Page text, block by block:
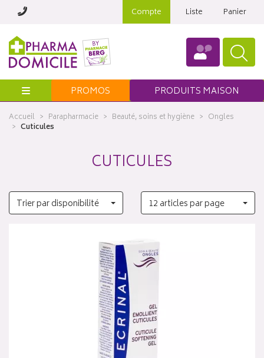
Compte Liste Panier
Menu PROMOS PRODUITS MAISON
Accueil Parapharmacie Beauté, soins et hygiène
Ongles
Cuticules
CUTICULES
Trier par disponibilité 12 articles par page